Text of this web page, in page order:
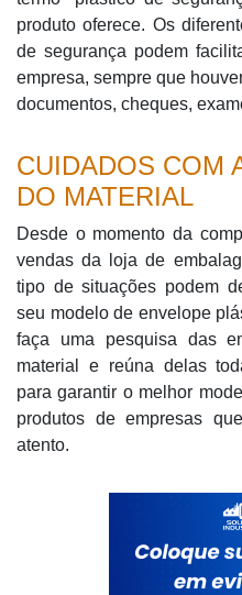
produto oferece. Os
de segurança podem
empresa, sempre que
documentos, cheques,
CUIDADOS COM
DO MATERIAL
Desde o momento da
vendas da loja de
tipo de situações podem
seu modelo de envelope
faça uma pesquisa das
material e reúna delas
para garantir o melhor
produtos de empresas
atento.